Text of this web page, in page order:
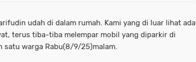
udah di dalam rumah. Kami yang di luar lihat ada
terus tiba-tiba melempar mobil yang diparkir di
satu warga Rabu(8/9/25)malam.